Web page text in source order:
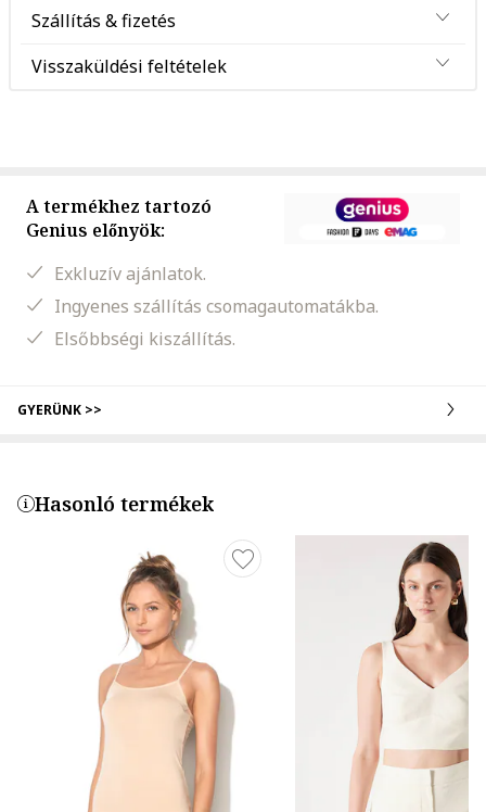
Szállítás & fizetés
Visszaküldési feltételek
A termékhez tartozó
Genius előnyök:
Exkluzív ajánlatok.
Ingyenes szállítás csomagautomatákba.
Elsőbbségi kiszállítás.
GYERÜNK >>
Hasonló termékek